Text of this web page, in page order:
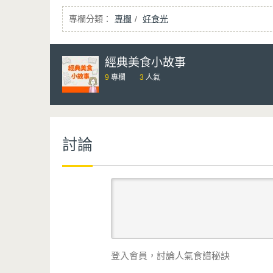
專欄 好食光
經典美食小故事
9 專欄 3 人氣
討論
登入會員，討論人氣食譜秘訣